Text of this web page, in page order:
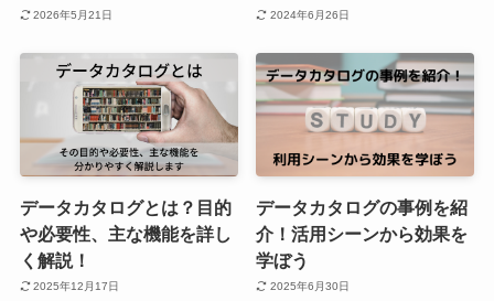
2026年5月21日 2024年6月26日
データカタログとは？目的
や必要性、主な機能を詳し
く解説！
2025年12月17日
データカタログの事例を紹
介！活用シーンから効果を
学ぼう
2025年6月30日